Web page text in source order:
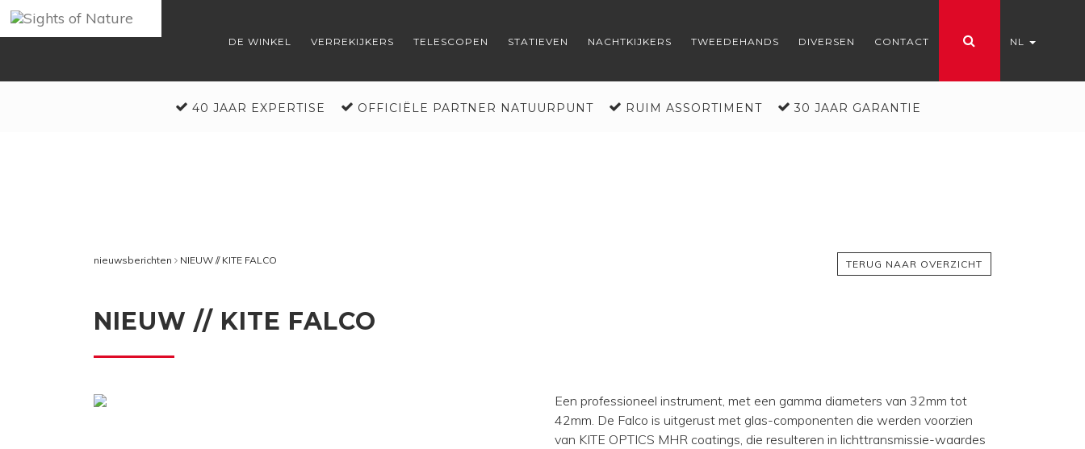
DE WINKEL VERREKIJKERS TELESCOPEN STATIEVEN NACHTKIJKERS TWEEDEHANDS DIVERSEN CONTACT NL
40 JAAR EXPERTISE OFFICIËLE PARTNER NATUURPUNT RUIM ASSORTIMENT 30 JAAR GARANTIE
DE WINKEL
CONTACT
nieuwsberichten NIEUW // KITE FALCO TERUG NAAR OVERZICHT
NIEUW // KITE FALCO
Een professioneel instrument, met een gamma diameters van 32mm tot
42mm. De Falco is uitgerust met glas-componenten die werden voorzien
van KITE OPTICS MHR coatings, die resulteren in lichttransmissie-waardes